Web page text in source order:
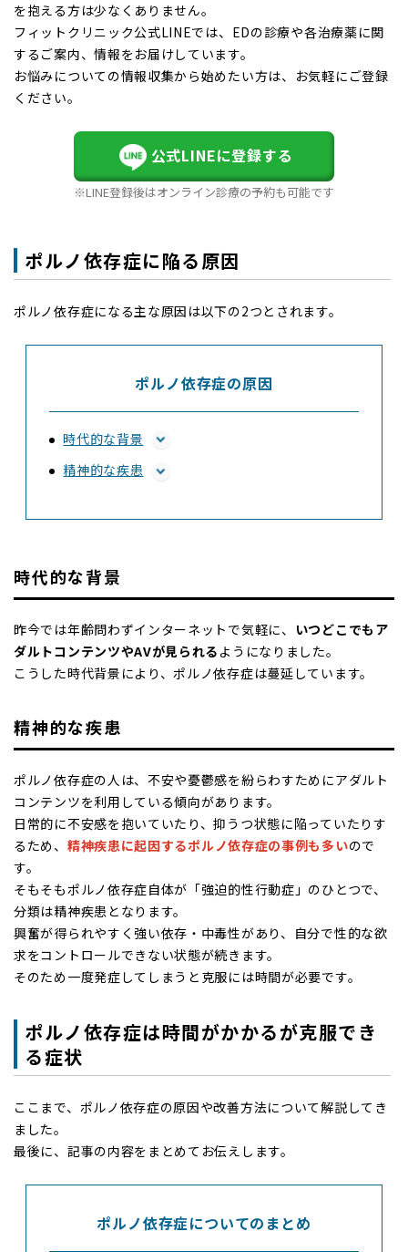
を抱える方は少なくありません。
フィットクリニック公式LINEでは、EDの診療や各治療薬に関
するご案内、情報をお届けしています。
お悩みについての情報収集から始めたい方は、お気軽にご登録
ください。
公式LINEに登録する
※LINE登録後はオンライン診療の予約も可能です
ポルノ依存症に陥る原因
ポルノ依存症になる主な原因は以下の2つとされます。
ポルノ依存症の原因
時代的な背景
精神的な疾患
時代的な背景
昨今では年齢問わずインターネットで気軽に、
いつどこでもア
ダルトコンテンツやAVが見られる ようになりました。
こうした時代背景により、ポルノ依存症は蔓延しています。
精神的な疾患
ポルノ依存症の人は、不安や憂鬱感を紛らわすためにアダルト
コンテンツを利用している傾向があります。
日常的に不安感を抱いていたり、抑うつ状態に陥っていたりす
るため、 精神疾患に起因するポルノ依存症の事例も多いので
す。
そもそもポルノ依存症自体が「強迫的性行動症」のひとつで、
分類は精神疾患となります。
興奮が得られやすく強い依存・中毒性があり、自分で性的な欲
求をコントロールできない状態が続きます。
そのため一度発症してしまうと克服には時間が必要です。
ポルノ依存症は時間がかかるが克服でき
る症状
ここまで、ポルノ依存症の原因や改善方法について解説してき
ました。
最後に、記事の内容をまとめてお伝えします。
ポルノ依存症についてのまとめ